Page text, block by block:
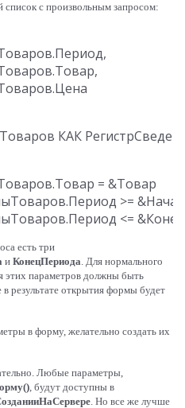
список с произвольным запросом:
= &Товар
>=
есть три
и КонецПериода. Для нормального
этих параметров должны быть
результате открытия формы будет
в форму, желательно создать их
Любые параметры,
, будут доступны в
. Но все же лучше